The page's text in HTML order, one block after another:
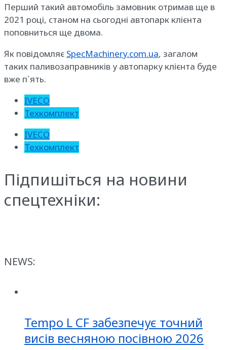
Перший такий автомобіль замовник отримав ще в
2021 році, станом на сьогодні автопарк клієнта
поповниться ще двома.
Як повідомляє SpecMachinery.com.ua, загалом
таких паливозаправників у автопарку клієнта буде
вже п`ять.
IVECO
Техкомплект
IVECO
Техкомплект
Підпишіться на новини
спецтехніки:
NEWS:
Tempo L CF забезпечує точний
висів весняною посівною 2026